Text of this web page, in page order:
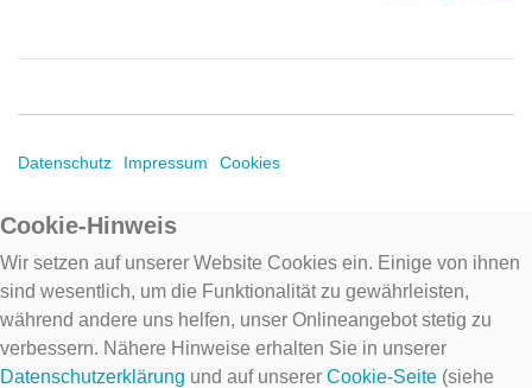
Datenschutz Impressum Cookies
Cookie-Hinweis
Wir setzen auf unserer Website Cookies ein. Einige von ihnen
sind wesentlich, um die Funktionalität zu gewährleisten,
während andere uns helfen, unser Onlineangebot stetig zu
verbessern. Nähere Hinweise erhalten Sie in unserer
Datenschutzerklärung und auf unserer Cookie-Seite (siehe